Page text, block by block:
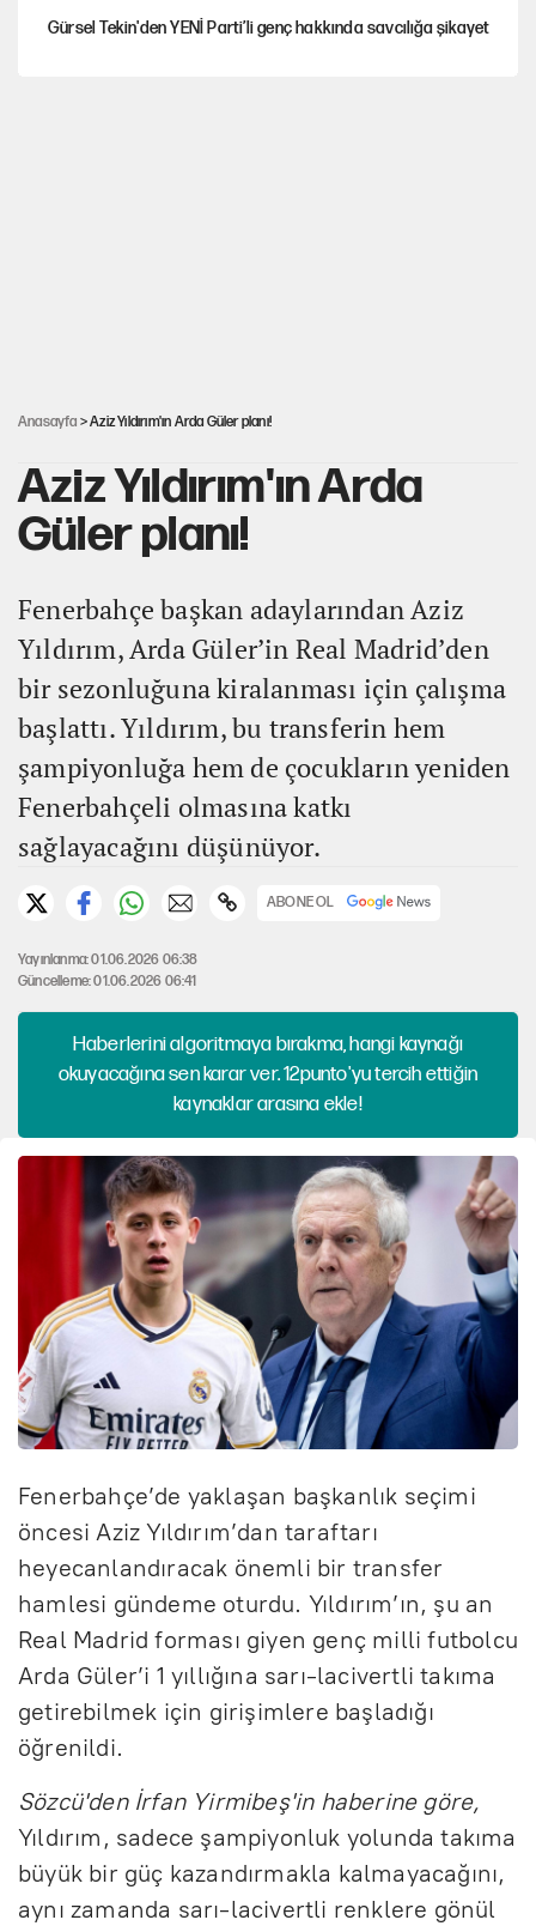
Gürsel Tekin'den YENİ Parti’li genç hakkında savcılığa şikayet
Anasayfa > Aziz Yıldırım'ın Arda Güler planı!
Aziz Yıldırım'ın Arda
Güler planı!
Fenerbahçe başkan adaylarından Aziz
Yıldırım, Arda Güler’in Real Madrid’den
bir sezonluğuna kiralanması için çalışma
başlattı. Yıldırım, bu transferin hem
şampiyonluğa hem de çocukların yeniden
Fenerbahçeli olmasına katkı
sağlayacağını düşünüyor.
ABONE OL
Yayınlanma: 01.06.2026 06:38
Güncelleme: 01.06.2026 06:41
Haberlerini algoritmaya bırakma, hangi kaynağı
okuyacağına sen karar ver. 12punto'yu tercih ettiğin
kaynaklar arasına ekle!
Fenerbahçe’de yaklaşan başkanlık seçimi
öncesi Aziz Yıldırım’dan taraftarı
heyecanlandıracak önemli bir transfer
hamlesi gündeme oturdu. Yıldırım’ın, şu an
Real Madrid forması giyen genç milli futbolcu
Arda Güler’i 1 yıllığına sarı-lacivertli takıma
getirebilmek için girişimlere başladığı
öğrenildi.
Sözcü'den İrfan Yirmibeş'in haberine göre,
Yıldırım, sadece şampiyonluk yolunda takıma
büyük bir güç kazandırmakla kalmayacağını,
aynı zamanda sarı-lacivertli renklere gönül